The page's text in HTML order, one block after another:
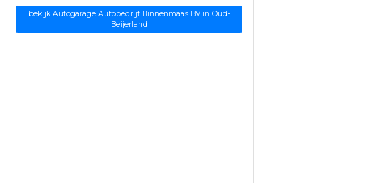
bekijk Autogarage Autobedrijf Binnenmaas BV in Oud-
Beijerland